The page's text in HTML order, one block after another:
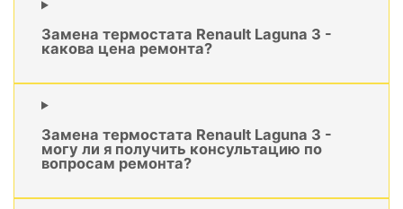
Замена термостата Renault Laguna 3 -
какова цена ремонта?
Замена термостата Renault Laguna 3 -
могу ли я получить консультацию по
вопросам ремонта?